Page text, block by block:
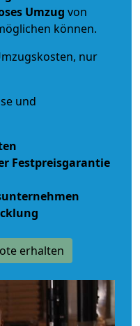
Umzug von
können.
nur
und
Festpreisgarantie
erhalten